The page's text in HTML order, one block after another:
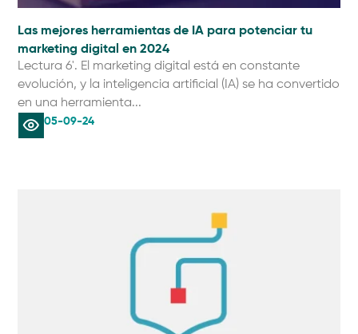
Las mejores herramientas de IA para potenciar tu
marketing digital en 2024
Lectura 6'. El marketing digital está en constante
evolución, y la inteligencia artificial (IA) se ha convertido
en una herramienta...
05-09-24